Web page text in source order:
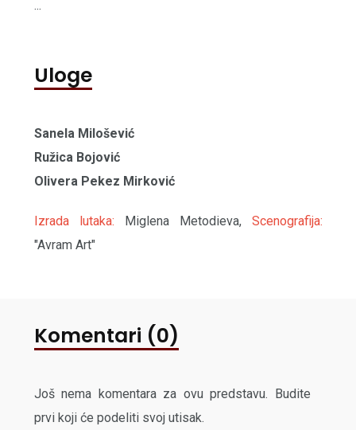
...
Uloge
Sanela Milošević
Ružica Bojović
Olivera Pekez Mirković
Izrada lutaka: Miglena Metodieva, Scenografija:
"Avram Art"
Komentari (0)
Još nema komentara za ovu predstavu. Budite
prvi koji će podeliti svoj utisak.